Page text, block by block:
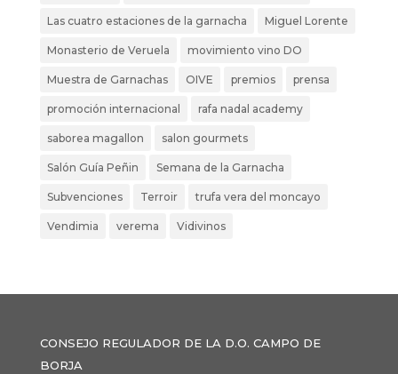
Las cuatro estaciones de la garnacha Miguel Lorente
Monasterio de Veruela movimiento vino DO
Muestra de Garnachas OIVE premios prensa
promoción internacional rafa nadal academy
saborea magallon salon gourmets
Salón Guía Peñin Semana de la Garnacha
Subvenciones Terroir trufa vera del moncayo
Vendimia verema Vidivinos
CONSEJO REGULADOR DE LA D.O. CAMPO DE
BORJA